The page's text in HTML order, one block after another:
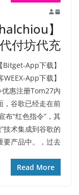
】
付坊代充
App下载】
惠注册Tom27内
，谷歌已经走在前
布“红色指令”，其
技术集成到谷歌的
要产品中。，过去
Read More